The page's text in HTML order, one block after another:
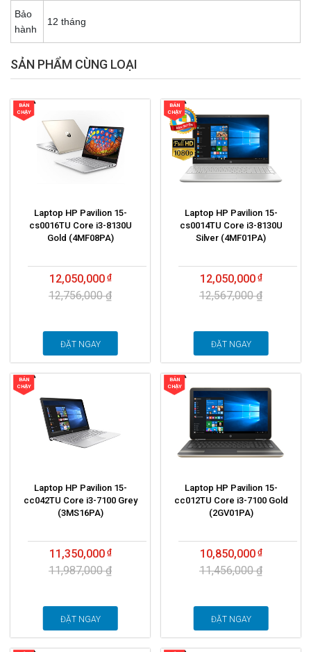
Bảo
hành
12 tháng
SẢN PHẨM CÙNG LOẠI
BÁN
CHẠY
Laptop HP Pavilion 15-
cs0016TU Core i3-8130U
Gold (4MF08PA)
12,050,000
12,756,000 ₫
ĐẶT NGAY
BÁN
CHẠY
Laptop HP Pavilion 15-
cs0014TU Core i3-8130U
Silver (4MF01PA)
12,050,000
12,567,000 ₫
ĐẶT NGAY
BÁN
CHẠY
Laptop HP Pavilion 15-
cc042TU Core i3-7100 Grey
(3MS16PA)
11,350,000
11,987,000 ₫
ĐẶT NGAY
BÁN
CHẠY
Laptop HP Pavilion 15-
cc012TU Core i3-7100 Gold
(2GV01PA)
10,850,000
11,456,000 ₫
ĐẶT NGAY